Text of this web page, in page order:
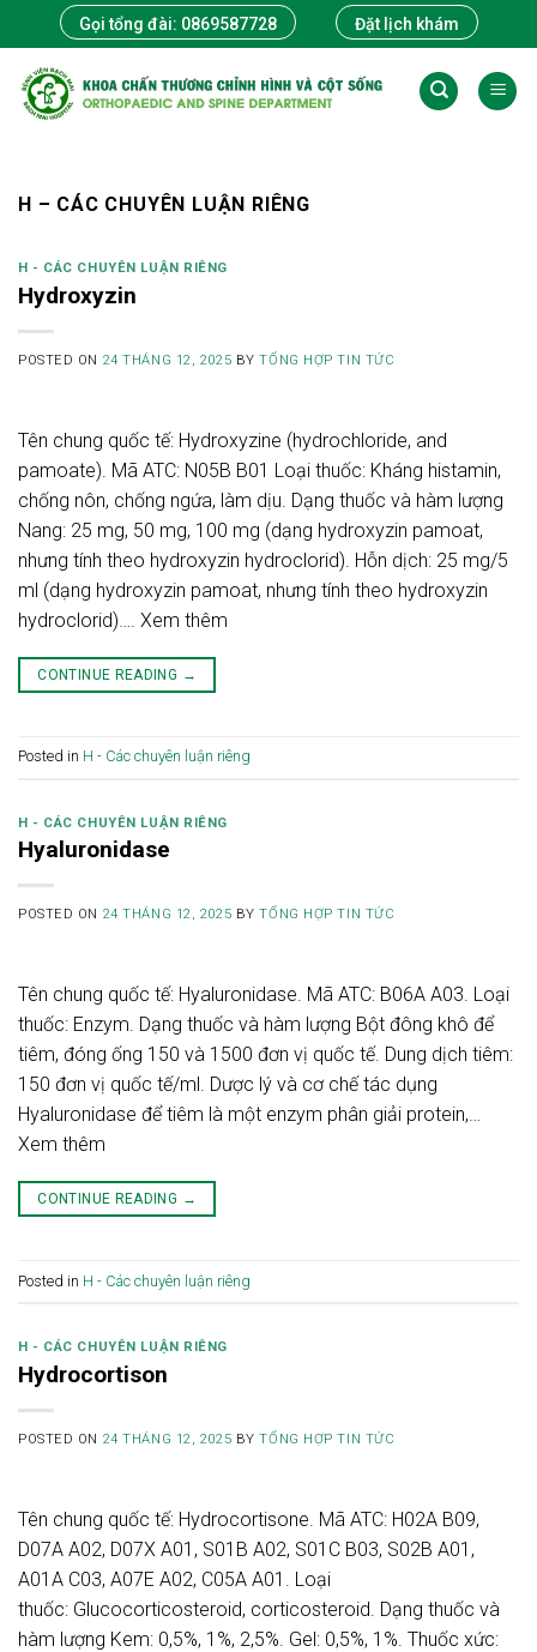
to
content
Gọi tổng đài: 0869587728 Đặt lịch khám
H – CÁC CHUYÊN LUẬN RIÊNG
H - CÁC CHUYÊN LUẬN RIÊNG
Hydroxyzin
POSTED ON 24 THÁNG 12, 2025 BYTỔNG HỢP TIN TỨC
Tên chung quốc tế: Hydroxyzine (hydrochloride, and
pamoate). Mã ATC: N05B B01 Loại thuốc: Kháng histamin,
chống nôn, chống ngứa, làm dịu. Dạng thuốc và hàm lượng
Nang: 25 mg, 50 mg, 100 mg (dạng hydroxyzin pamoat,
nhưng tính theo hydroxyzin hydroclorid). Hỗn dịch: 25 mg/5
ml (dạng hydroxyzin pamoat, nhưng tính theo hydroxyzin
hydroclorid)…. Xem thêm
CONTINUE READING →
Posted in H - Các chuyên luận riêng
H - CÁC CHUYÊN LUẬN RIÊNG
Hyaluronidase
POSTED ON 24 THÁNG 12, 2025 BYTỔNG HỢP TIN TỨC
Tên chung quốc tế: Hyaluronidase. Mã ATC: B06A A03. Loại
thuốc: Enzym. Dạng thuốc và hàm lượng Bột đông khô để
tiêm, đóng ống 150 và 1500 đơn vị quốc tế. Dung dịch tiêm:
150 đơn vị quốc tế/ml. Dược lý và cơ chế tác dụng
Hyaluronidase để tiêm là một enzym phân giải protein,…
Xem thêm
CONTINUE READING →
Posted in H - Các chuyên luận riêng
H - CÁC CHUYÊN LUẬN RIÊNG
Hydrocortison
POSTED ON 24 THÁNG 12, 2025 BYTỔNG HỢP TIN TỨC
Tên chung quốc tế: Hydrocortisone. Mã ATC: H02A B09,
D07A A02, D07X A01, S01B A02, S01C B03, S02B A01,
A01A C03, A07E A02, C05A A01. Loại
thuốc: Glucocorticosteroid, corticosteroid. Dạng thuốc và
hàm lượng Kem: 0,5%, 1%, 2,5%. Gel: 0,5%, 1%. Thuốc xức: